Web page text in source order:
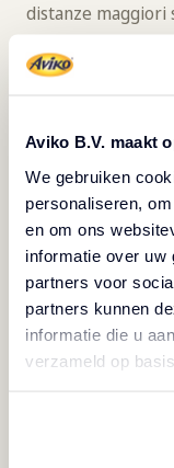
Aviko B.V. maakt
We gebruiken
personaliseren,
en om ons
informatie over uw
partners voor
partners kunnen
informatie die u
verzameld op
distanze maggiori
patate Aviko
consegna
clienti.